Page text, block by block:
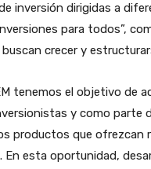
inversión dirigidas a
para todos”,
buscan crecer y
tenemos el objetivo de
y como parte
productos que ofrezcan
En esta oportunidad,